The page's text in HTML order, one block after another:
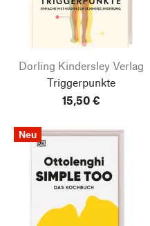
Dorling Kindersley Verlag
Triggerpunkte
15,50 €
Neu